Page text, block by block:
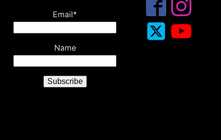
Email*
Name